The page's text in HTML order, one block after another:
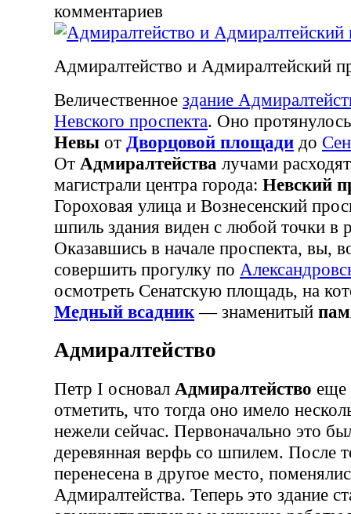
комментариев
Адмиралтейство и Адмиралтейский
Величественное здание
Невского проспекта. Оно
Невы от Дворцовой площади до
От Адмиралтейства лучами
магистрали центра города: Невский
Гороховая улица и Вознесенский
шпиль здания виден с любой точки в
Оказавшись в начале проспекта, вы,
совершить прогулку по
осмотреть Сенатскую площадь, на
Медный всадник— знаменитый
Адмиралтейство
Петр I основал Адмиралтейство еще
отметить, что тогда оно имело
нежели сейчас. Первоначально это
деревянная верфь со шпилем. После
перенесена в другое место,
Адмиралтейства. Теперь это здание